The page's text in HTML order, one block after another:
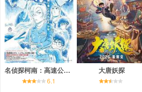
名侦探柯南：高速公路的堕天使
6.1
大唐妖探